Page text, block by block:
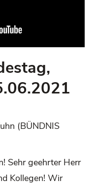
(BÜNDNIS
Sehr geehrter Herr
Kollegen! Wir